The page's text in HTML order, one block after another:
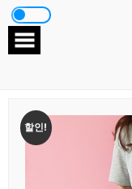
할인!